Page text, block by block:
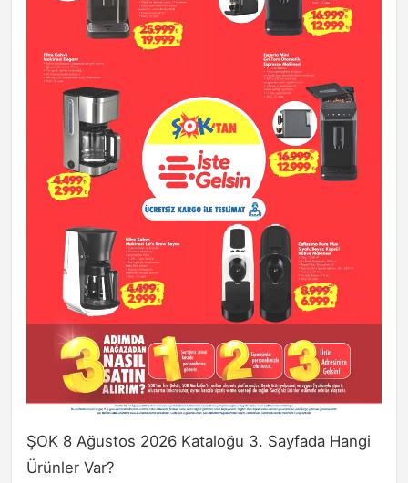
ŞOK 8 Ağustos 2026 Kataloğu 3. Sayfada Hangi
Ürünler Var?